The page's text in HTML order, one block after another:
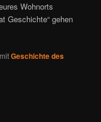
Wohnorts
Geschichte“ gehen
Geschichte des